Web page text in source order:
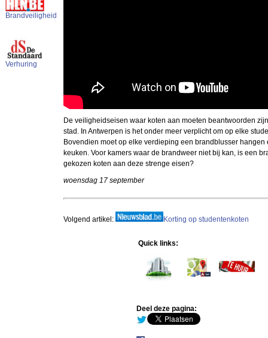
Brandveiligheid
Verhuring
De veiligheidseisen waar koten aan moeten beantwoorden
stad. In Antwerpen is het onder meer verplicht om op elke
Bovendien moet op elke verdieping een brandblusser
keuken. Voor kamers waar de brandweer niet bij kan, is een
gekozen koten aan deze strenge eisen?
woensdag 17 september
Volgend artikel: Korting op studentenkoten
Quick links:
Deel deze pagina: